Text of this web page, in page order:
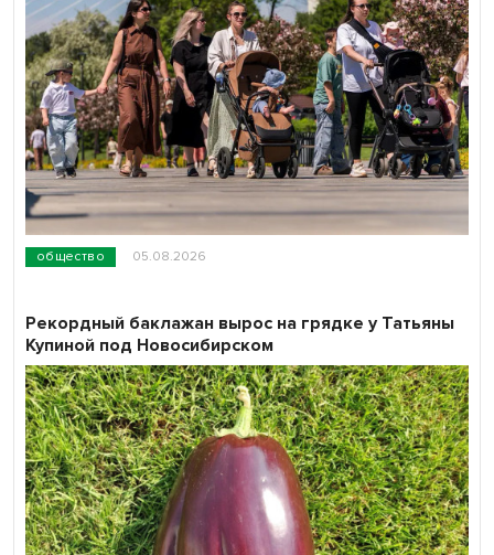
общество 05.08.2026
Рекордный баклажан вырос на грядке у Татьяны
Купиной под Новосибирском